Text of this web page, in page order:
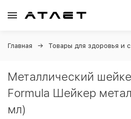
Главная Товары для здоровья и
Металлический
Formula Шейкер
мл)